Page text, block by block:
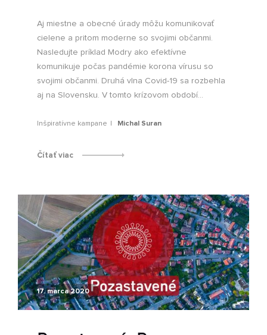
Aj miestne a obecné úrady môžu komunikovať
cielene a pritom moderne so svojimi občanmi.
Nasledujte príklad Modry ako efektívne
komunikuje počas pandémie korona vírusu so
svojimi občanmi. Druhá vlna Covid-19 sa rozbehla
aj na Slovensku. V tomto krízovom období...
Inšpiratívne kampane Michal Suran
Čítať viac
17. marca 2020